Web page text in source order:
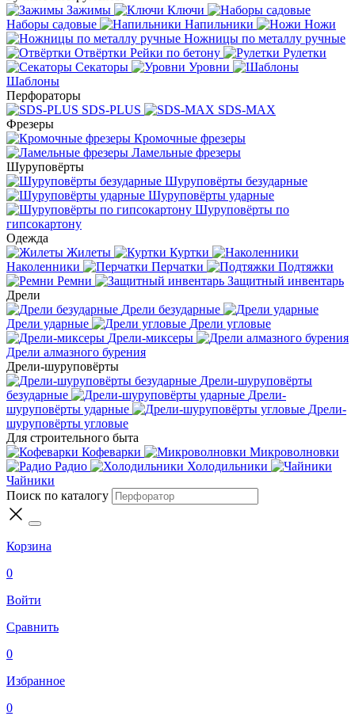
Зажимы
Ключи
Наборы садовые
Напильники
Ножи
Ножницы по металлу ручные
Отвёртки Рейки по бетону
Рулетки
Секаторы
Уровни
Шаблоны
Перфораторы
SDS-PLUS
SDS-MAX
Фрезеры
Кромочные фрезеры
Ламельные фрезеры
Шуруповёрты
Шуруповёрты безударные
Шуруповёрты ударные
Шуруповёрты по
гипсокартону
Одежда
Жилеты
Куртки
Наколенники
Перчатки
Подтяжки
Ремни
Защитный инвентарь
Дрели
Дрели безударные
Дрели ударные
Дрели угловые
Дрели-миксеры
Дрели алмазного бурения
Дрели-шуруповёрты
Дрели-шуруповёрты
безударные
Дрели-
шуруповёрты ударные
Дрели-
шуруповёрты угловые
Для строительного быта
Кофеварки
Микроволновки
Радио
Холодильники
Чайники
Поиск по каталогу
Корзина
0
Войти
Сравнить
0
Избранное
0